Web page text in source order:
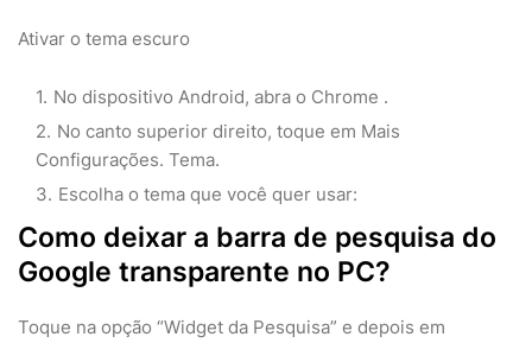
Ativar o tema escuro
No dispositivo Android, abra o Chrome .
No canto superior direito, toque em Mais
Configurações. Tema.
Escolha o tema que você quer usar:
Como deixar a barra de pesquisa do
Google transparente no PC?
Toque na opção “Widget da Pesquisa” e depois em